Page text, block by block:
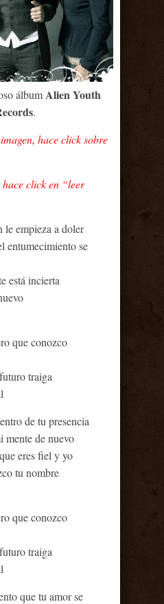
álbumAlien Youth
.
hace click sobre
click en “leer
le empieza a doler
entumecimiento se
está incierta
que conozco
traiga
de tu presencia
mente de nuevo
eres fiel y yo
tu nombre
que conozco
traiga
que tu amor se